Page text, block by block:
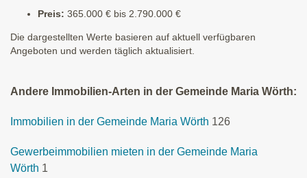
Preis: 365.000 € bis 2.790.000 €
Die dargestellten Werte basieren auf aktuell verfügbaren
Angeboten und werden täglich aktualisiert.
Andere Immobilien-Arten in der Gemeinde Maria Wörth:
Immobilien in der Gemeinde Maria Wörth 126
Gewerbeimmobilien mieten in der Gemeinde Maria
Wörth 1